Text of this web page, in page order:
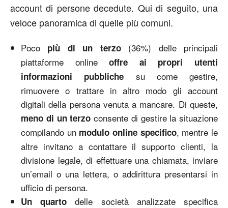
account di persone decedute. Qui di seguito, una
veloce panoramica di quelle più comuni.
Poco più di un terzo(36%) delle principali
piattaforme onlineoffre ai propri utenti
informazioni pubbliche su come gestire,
rimuovere o trattare in altro modo gli account
digitali della persona venuta a mancare. Di queste,
meno di un terzo consente di gestire la situazione
compilando un modulo online specifico, mentre le
altre invitano a contattare il supporto clienti, la
divisione legale, di effettuare una chiamata, inviare
un’email o una lettera, o addirittura presentarsi in
ufficio di persona.
Un quarto delle società analizzate specifica